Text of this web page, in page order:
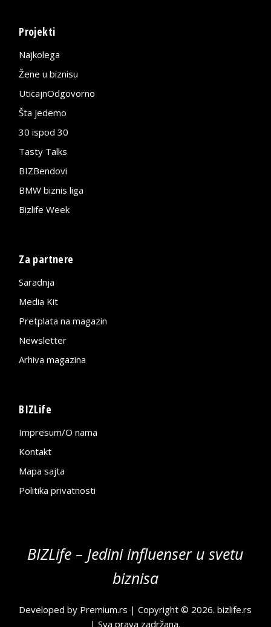
Projekti
Najkolega
Žene u biznisu
UticajnOdgovorno
Šta jedemo
30 ispod 30
Tasty Talks
BIZBendovi
BMW biznis liga
Bizlife Week
Za partnere
Saradnja
Media Kit
Pretplata na magazin
Newsletter
Arhiva magazina
BIZLife
Impresum/O nama
Kontakt
Mapa sajta
Politika privatnosti
BIZLife – Jedini influenser u svetu
biznisa
Developed by Premium.rs | Copyright © 2026.bizlife.rs
| Sva prava zadržana.